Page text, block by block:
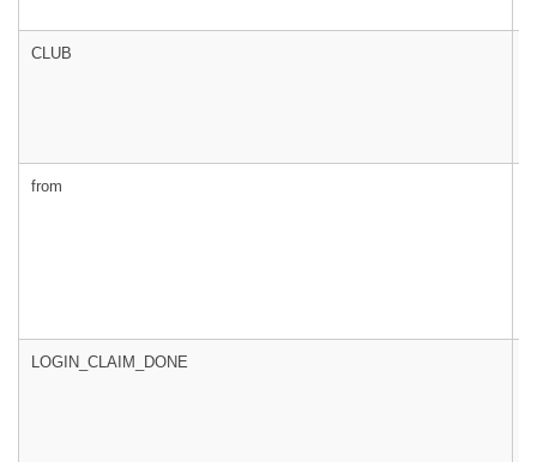
CLUB
from
LOGIN_CLAIM_DONE